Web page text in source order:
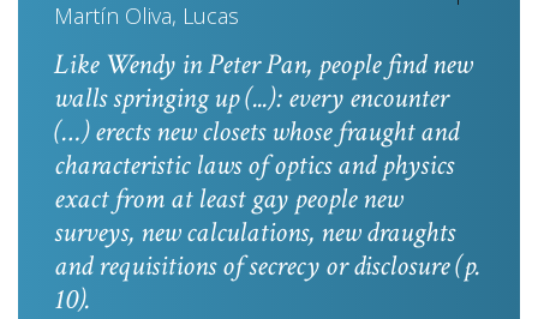
Martín Oliva, Lucas
Like Wendy inPeter Pan, people find new
walls springing up (...): every encounter
(…) erects new closets whose fraught and
characteristic laws of optics and physics
exact from at least gay people new
surveys, new calculations, new draughts
and requisitions of secrecy or disclosure(p.
10).